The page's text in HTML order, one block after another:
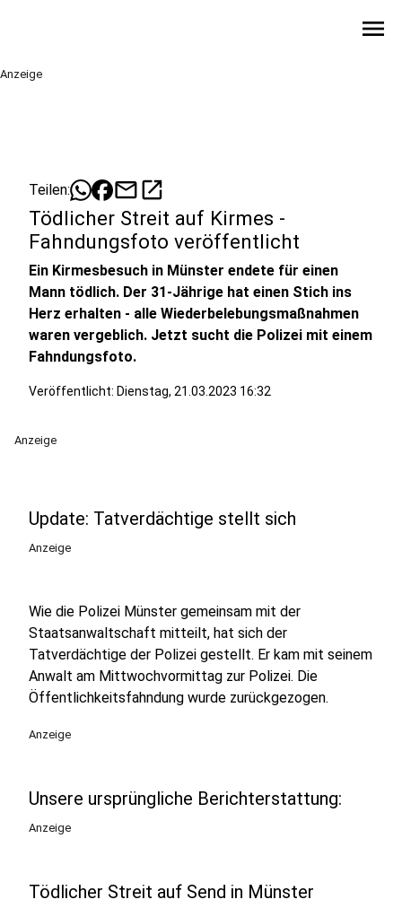
menu
Anzeige
Teilen: mailopen_in_new
Tödlicher Streit auf Kirmes -
Fahndungsfoto veröffentlicht
Ein Kirmesbesuch in Münster endete für einen
Mann tödlich. Der 31-Jährige hat einen Stich ins
Herz erhalten - alle Wiederbelebungsmaßnahmen
waren vergeblich. Jetzt sucht die Polizei mit einem
Fahndungsfoto.
Veröffentlicht: Dienstag, 21.03.2023 16:32
Anzeige
Update: Tatverdächtige stellt sich
Anzeige
Wie die Polizei Münster gemeinsam mit der
Staatsanwaltschaft mitteilt, hat sich der
Tatverdächtige der Polizei gestellt. Er kam mit seinem
Anwalt am Mittwochvormittag zur Polizei. Die
Öffentlichkeitsfahndung wurde zurückgezogen.
Anzeige
Unsere ursprüngliche Berichterstattung:
Anzeige
Tödlicher Streit auf Send in Münster